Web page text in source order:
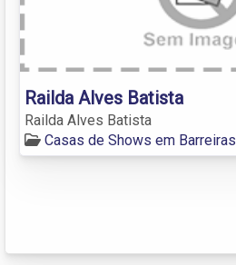
Railda Alves Batista
Railda Alves Batista
Casas de Shows em Barreiras